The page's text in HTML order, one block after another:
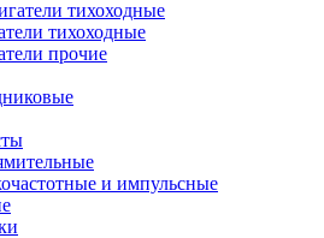
тихоходные
прочие
и импульсные